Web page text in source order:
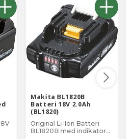
Makita BL1820B
Batteri 18V 2.0Ah
(BL1820)
Original Li-Ion Batteri
BL1820B med indikator